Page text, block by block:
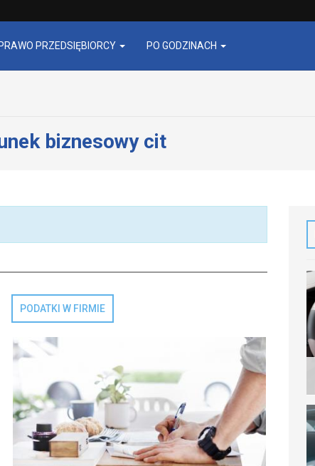
PRAWO PRZEDSIĘBIORCY PO GODZINACH
biznesowy cit
PODATKI W FIRMIE